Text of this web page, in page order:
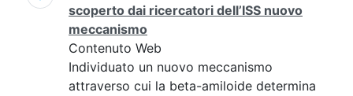
scoperto dai ricercatori dell’ISS nuovo
meccanismo
Contenuto Web
Individuato un nuovo meccanismo
attraverso cui la beta-amiloide determina